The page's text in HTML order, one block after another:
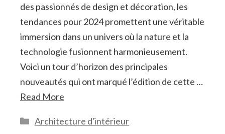
des passionnés de design et décoration, les
tendances pour 2024 promettent une véritable
immersion dans un univers où la nature et la
technologie fusionnent harmonieusement.
Voici un tour d’horizon des principales
nouveautés qui ont marqué l’édition de cette …
Read More
Catégories
Architecture d'intérieur